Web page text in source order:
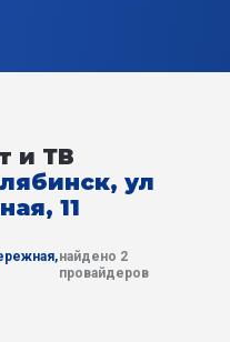
и ТВ
ул
11
найдено 2
провайдеров